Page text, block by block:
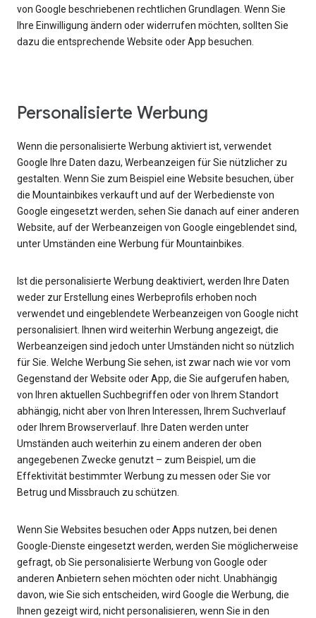
von Google beschriebenen rechtlichen Grundlagen. Wenn Sie
Ihre Einwilligung ändern oder widerrufen möchten, sollten Sie
dazu die entsprechende Website oder App besuchen.
Personalisierte Werbung
Wenn die personalisierte Werbung aktiviert ist, verwendet
Google Ihre Daten dazu, Werbeanzeigen für Sie nützlicher zu
gestalten. Wenn Sie zum Beispiel eine Website besuchen, über
die Mountainbikes verkauft und auf der Werbedienste von
Google eingesetzt werden, sehen Sie danach auf einer anderen
Website, auf der Werbeanzeigen von Google eingeblendet sind,
unter Umständen eine Werbung für Mountainbikes.
Ist die personalisierte Werbung deaktiviert, werden Ihre Daten
weder zur Erstellung eines Werbeprofils erhoben noch
verwendet und eingeblendete Werbeanzeigen von Google nicht
personalisiert. Ihnen wird weiterhin Werbung angezeigt, die
Werbeanzeigen sind jedoch unter Umständen nicht so nützlich
für Sie. Welche Werbung Sie sehen, ist zwar nach wie vor vom
Gegenstand der Website oder App, die Sie aufgerufen haben,
von Ihren aktuellen Suchbegriffen oder von Ihrem Standort
abhängig, nicht aber von Ihren Interessen, Ihrem Suchverlauf
oder Ihrem Browserverlauf. Ihre Daten werden unter
Umständen auch weiterhin zu einem anderen der oben
angegebenen Zwecke genutzt – zum Beispiel, um die
Effektivität bestimmter Werbung zu messen oder Sie vor
Betrug und Missbrauch zu schützen.
Wenn Sie Websites besuchen oder Apps nutzen, bei denen
Google-Dienste eingesetzt werden, werden Sie möglicherweise
gefragt, ob Sie personalisierte Werbung von Google oder
anderen Anbietern sehen möchten oder nicht. Unabhängig
davon, wie Sie sich entscheiden, wird Google die Werbung, die
Ihnen gezeigt wird, nicht personalisieren, wenn Sie in den